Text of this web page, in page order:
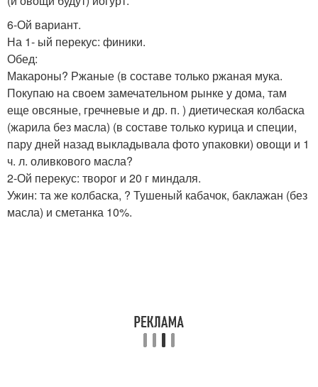
6-Ой вариант.
На 1- ый перекус: финики.
Обед:
Макароны? Ржаные (в составе только ржаная мука.
Покупаю на своем замечательном рынке у дома, там
еще овсяные, гречневые и др. п. ) диетическая колбаска
(жарила без масла) (в составе только курица и специи,
пару дней назад выкладывала фото упаковки) овощи и 1
ч. л. оливкового масла?
2-Ой перекус: творог и 20 г миндаля.
Ужин: та же колбаска, ? Тушеный кабачок, баклажан (без
масла) и сметанка 10%.